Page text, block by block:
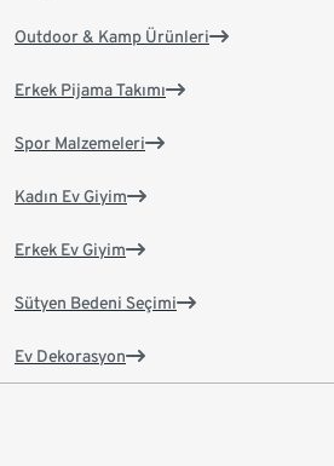
Outdoor & Kamp Ürünleri
Erkek Pijama Takımı
Spor Malzemeleri
Kadın Ev Giyim
Erkek Ev Giyim
Sütyen Bedeni Seçimi
Ev Dekorasyon